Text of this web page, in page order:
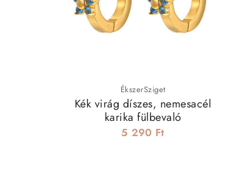
ÉkszerSziget
Kék virág díszes, nemesacél
karika fülbevaló
5 290 Ft